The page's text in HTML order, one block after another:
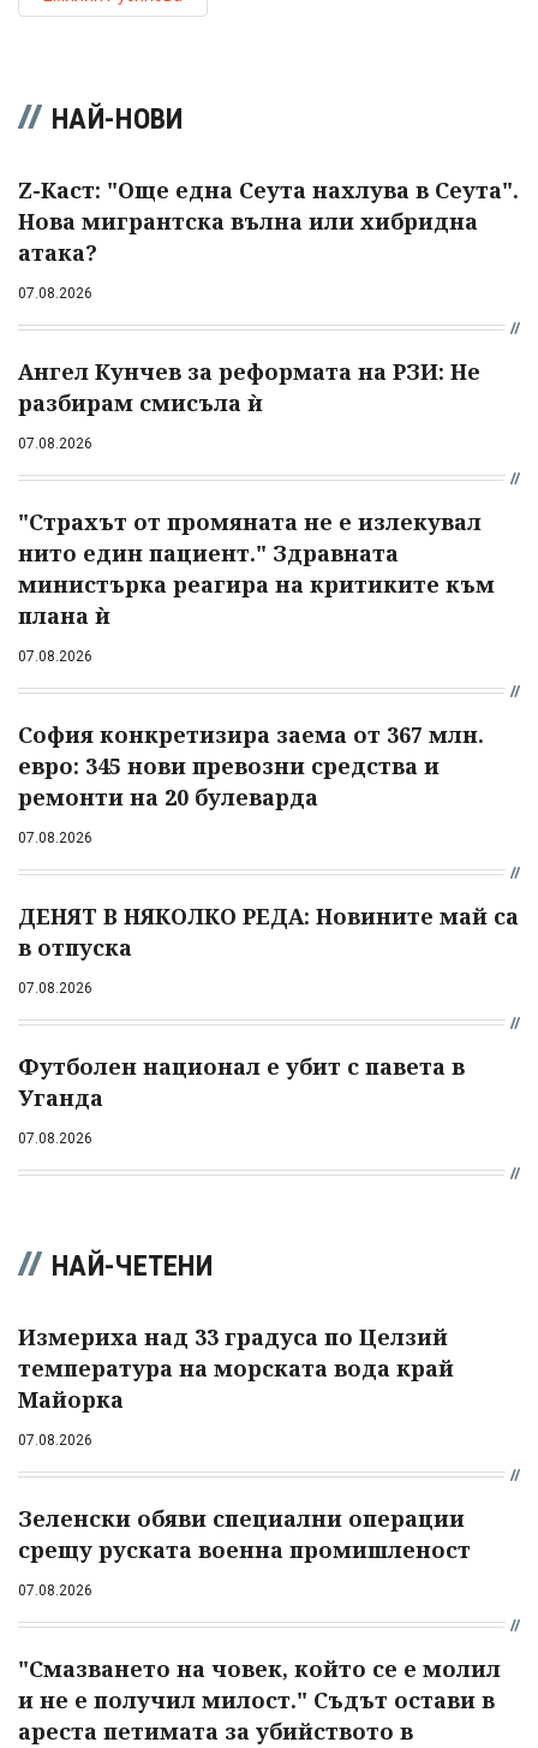
НАЙ-НОВИ
Z-Каст: "Още една Сеута нахлува в Сеута".
Нова мигрантска вълна или хибридна
атака?
07.08.2026
Ангел Кунчев за реформата на РЗИ: Не
разбирам смисъла ѝ
07.08.2026
"Страхът от промяната не е излекувал
нито един пациент." Здравната
министърка реагира на критиките към
плана ѝ
07.08.2026
София конкретизира заема от 367 млн.
евро: 345 нови превозни средства и
ремонти на 20 булеварда
07.08.2026
ДЕНЯТ В НЯКОЛКО РЕДА: Новините май са
в отпуска
07.08.2026
Футболен национал е убит с павета в
Уганда
07.08.2026
НАЙ-ЧЕТЕНИ
Измериха над 33 градуса по Целзий
температура на морската вода край
Майорка
07.08.2026
Зеленски обяви специални операции
срещу руската военна промишленост
07.08.2026
"Смазването на човек, който се е молил
и не е получил милост." Съдът остави в
ареста петимата за убийството в